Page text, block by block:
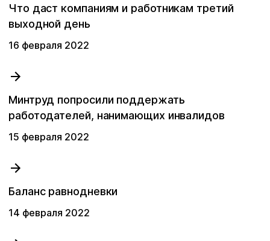
Производственный контроль
Аутсорсинг по охране труда
Сотрудничество с ДВРЦОТ
Что даст компаниям и работникам третий
выходной день
16 февраля 2022
Минтруд попросили поддержать
работодателей, нанимающих инвалидов
15 февраля 2022
Баланс равнодневки
14 февраля 2022